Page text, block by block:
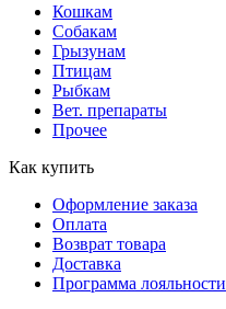
Кошкам
Собакам
Грызунам
Птицам
Рыбкам
Вет. препараты
Прочее
Как купить
Оформление заказа
Оплата
Возврат товара
Доставка
Программа лояльности